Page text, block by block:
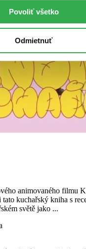
Povoliť všetko
Odmietnuť
animovaného filmu
kuchařský kniha s
světě jako ...